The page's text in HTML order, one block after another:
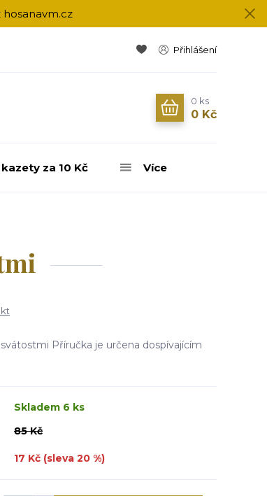
Přihlášení
0 ks
0 Kč
kazety za 10 Kč Více
Příručka je určena dospívajícím
Skladem 6 ks
85 Kč
17 Kč (sleva 20 %)